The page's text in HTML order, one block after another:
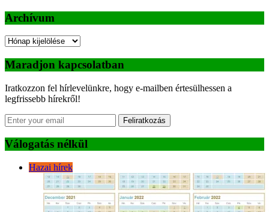
Archívum
Archívum
Maradjon kapcsolatban
Iratkozzon fel hírlevelünkre, hogy e-mailben értesülhessen a
legfrissebb hírekről!
Feliratkozás
Válogatás nélkül
Hazai hírek